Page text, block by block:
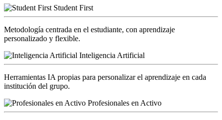
Student First
Metodología centrada en el estudiante, con aprendizaje
personalizado y flexible.
Inteligencia Artificial
Herramientas IA propias para personalizar el aprendizaje en cada
institución del grupo.
Profesionales en Activo